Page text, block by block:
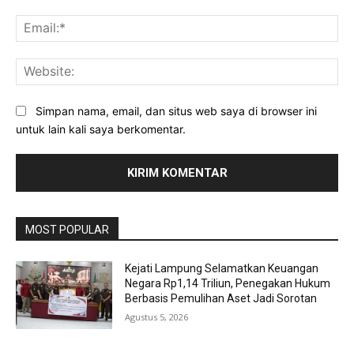
Simpan nama, email, dan situs web saya di browser ini
untuk lain kali saya berkomentar.
MOST POPULAR
Kejati Lampung Selamatkan Keuangan
Negara Rp1,14 Triliun, Penegakan Hukum
Berbasis Pemulihan Aset Jadi Sorotan
Agustus 5, 2026